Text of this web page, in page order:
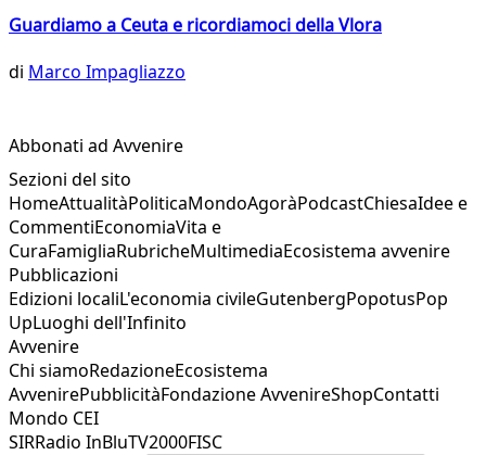
Guardiamo a Ceuta e ricordiamoci della Vlora
di Marco Impagliazzo
Abbonati ad Avvenire
Sezioni del sito
HomeAttualitàPoliticaMondoAgoràPodcastChiesaIdee e
CommentiEconomiaVita e
CuraFamigliaRubricheMultimediaEcosistema avvenire
Pubblicazioni
Edizioni localiL'economia civileGutenbergPopotusPop
UpLuoghi dell'Infinito
Avvenire
Chi siamoRedazioneEcosistema
AvvenirePubblicitàFondazione AvvenireShopContatti
Mondo CEI
SIRRadio InBluTV2000FISC